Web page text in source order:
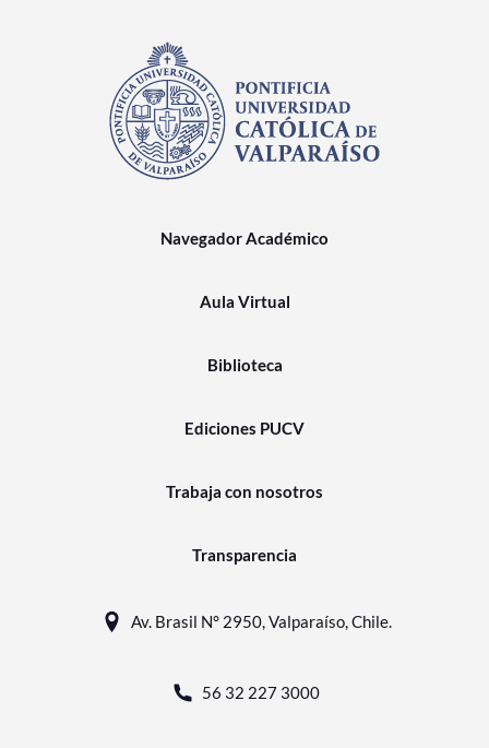
Navegador Académico
Aula Virtual
Biblioteca
Ediciones PUCV
Trabaja con nosotros
Transparencia
Av. Brasil N° 2950, Valparaíso, Chile.
56 32 227 3000